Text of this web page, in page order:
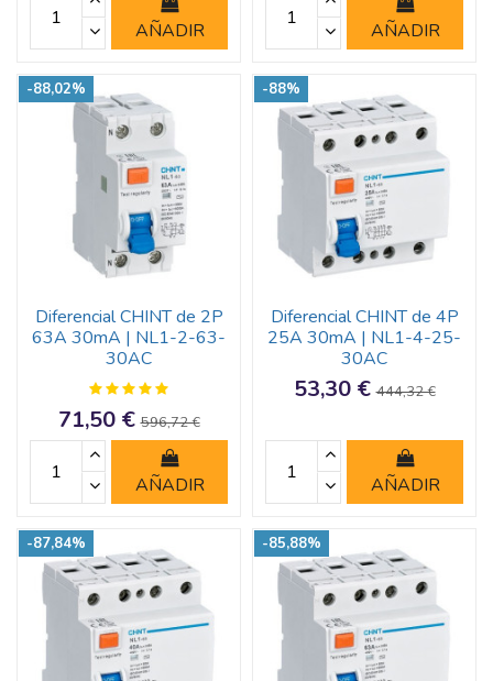
AÑADIR AÑADIR
-88,02%
Diferencial CHINT de 2P
63A 30mA | NL1-2-63-
30AC
71,50 €596,72 €
AÑADIR
-88%
Diferencial CHINT de 4P
25A 30mA | NL1-4-25-
30AC
53,30 €444,32 €
AÑADIR
-87,84% -85,88%